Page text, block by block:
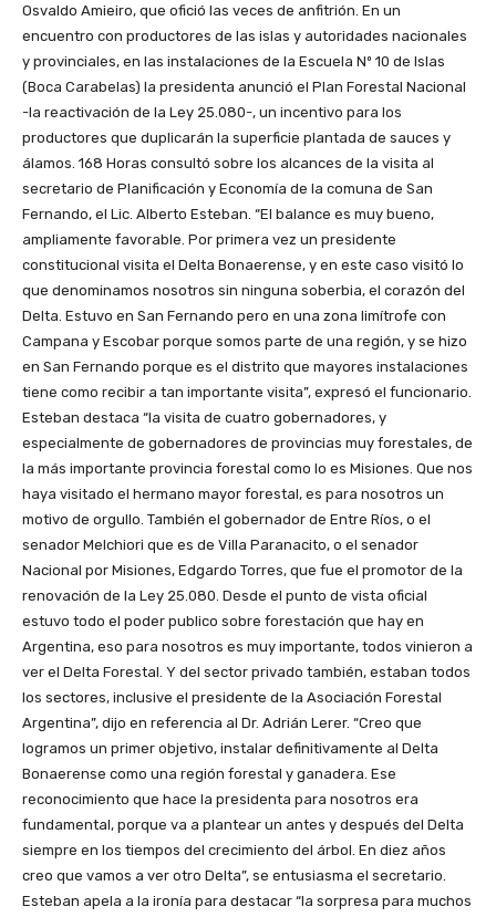
Osvaldo Amieiro, que ofició las veces de anfitrión. En un
encuentro con productores de las islas y autoridades nacionales
y provinciales, en las instalaciones de la Escuela Nº 10 de Islas
(Boca Carabelas) la presidenta anunció el Plan Forestal Nacional
-la reactivación de la Ley 25.080-, un incentivo para los
productores que duplicarán la superficie plantada de sauces y
álamos. 168 Horas consultó sobre los alcances de la visita al
secretario de Planificación y Economía de la comuna de San
Fernando, el Lic. Alberto Esteban. “El balance es muy bueno,
ampliamente favorable. Por primera vez un presidente
constitucional visita el Delta Bonaerense, y en este caso visitó lo
que denominamos nosotros sin ninguna soberbia, el corazón del
Delta. Estuvo en San Fernando pero en una zona limítrofe con
Campana y Escobar porque somos parte de una región, y se hizo
en San Fernando porque es el distrito que mayores instalaciones
tiene como recibir a tan importante visita”, expresó el funcionario.
Esteban destaca “la visita de cuatro gobernadores, y
especialmente de gobernadores de provincias muy forestales, de
la más importante provincia forestal como lo es Misiones. Que nos
haya visitado el hermano mayor forestal, es para nosotros un
motivo de orgullo. También el gobernador de Entre Ríos, o el
senador Melchiori que es de Villa Paranacito, o el senador
Nacional por Misiones, Edgardo Torres, que fue el promotor de la
renovación de la Ley 25.080. Desde el punto de vista oficial
estuvo todo el poder publico sobre forestación que hay en
Argentina, eso para nosotros es muy importante, todos vinieron a
ver el Delta Forestal. Y del sector privado también, estaban todos
los sectores, inclusive el presidente de la Asociación Forestal
Argentina”, dijo en referencia al Dr. Adrián Lerer. “Creo que
logramos un primer objetivo, instalar definitivamente al Delta
Bonaerense como una región forestal y ganadera. Ese
reconocimiento que hace la presidenta para nosotros era
fundamental, porque va a plantear un antes y después del Delta
siempre en los tiempos del crecimiento del árbol. En diez años
creo que vamos a ver otro Delta”, se entusiasma el secretario.
Esteban apela a la ironía para destacar “la sorpresa para muchos